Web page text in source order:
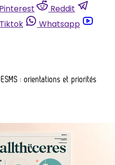
Pinterest
Reddit
Tiktok
Whatsapp
: orientations et priorités